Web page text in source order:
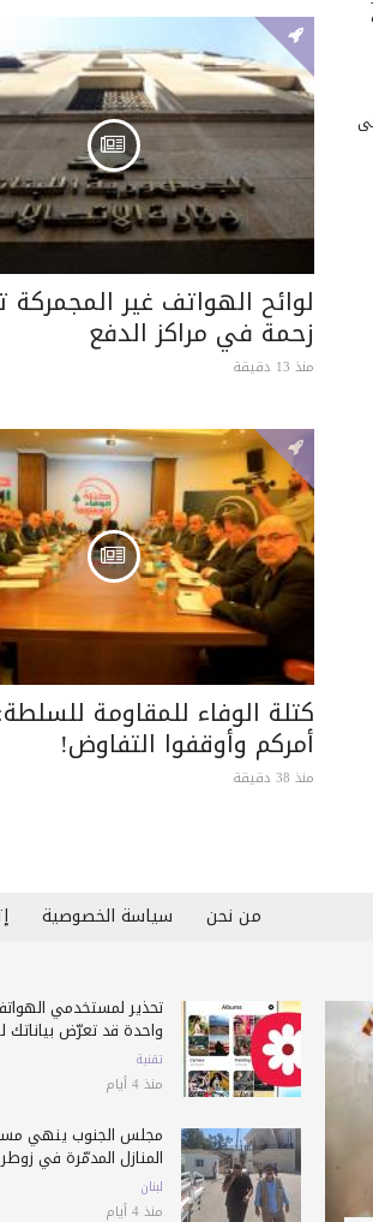
لوائح الهواتف غير
زحمة في مراكز الدفع
منذ 13 دقيقة
كتلة الوفاء للمقاومة
أمركم وأوقفوا التفاوض!
منذ 38 دقيقة
من نحن سياسة الخصوصية
تحذير لمستخدمي
واحدة قد تعرّض بياناتك
تقنية
منذ 4 أيام
مجلس الجنوب ينهي
المنازل المدمّرة في زوطر
لبنان
منذ 4 أيام